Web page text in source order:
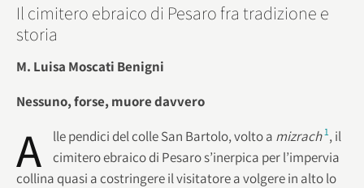
Il cimitero ebraico di Pesaro fra tradizione e
storia
M. Luisa Moscati Benigni
Nessuno, forse, muore davvero
A lle pendici del colle San Bartolo, volto a mizrach1, il
cimitero ebraico di Pesaro s’inerpica per l’impervia
collina quasi a costringere il visitatore a volgere in alto lo